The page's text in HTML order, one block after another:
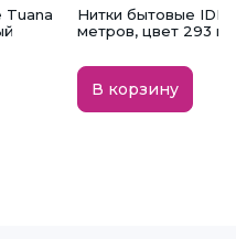
Tuana
Нитки бытовые
метров, цвет 293
В корзину